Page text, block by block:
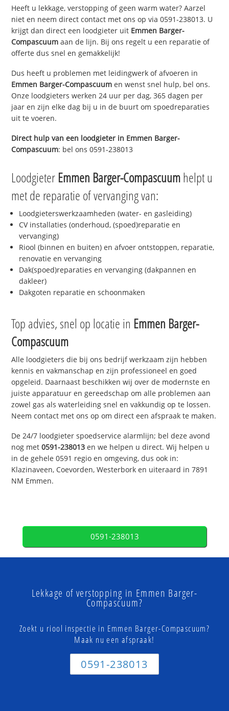
Heeft u lekkage, verstopping of geen warm water? Aarzel
niet en neem direct contact met ons op via 0591-238013. U
krijgt dan direct een loodgieter uit Emmen Barger-
Compascuum aan de lijn. Bij ons regelt u een reparatie of
offerte dus snel en gemakkelijk!
Dus heeft u problemen met leidingwerk of afvoeren in
Emmen Barger-Compascuum en wenst snel hulp, bel ons.
Onze loodgieters werken 24 uur per dag, 365 dagen per
jaar en zijn elke dag bij u in de buurt om spoedreparaties
uit te voeren.
Direct hulp van een loodgieter in Emmen Barger-
Compascuum: bel ons 0591-238013
Loodgieter Emmen Barger-Compascuumhelpt u
met de reparatie of vervanging van:
Loodgieterswerkzaamheden (water- en gasleiding)
CV installaties (onderhoud, (spoed)reparatie en
vervanging)
Riool (binnen en buiten) en afvoer ontstoppen, reparatie,
renovatie en vervanging
Dak(spoed)reparaties en vervanging (dakpannen en
dakleer)
Dakgoten reparatie en schoonmaken
Top advies, snel op locatie in Emmen Barger-
Compascuum
Alle loodgieters die bij ons bedrijf werkzaam zijn hebben
kennis en vakmanschap en zijn professioneel en goed
opgeleid. Daarnaast beschikken wij over de modernste en
juiste apparatuur en gereedschap om alle problemen aan
zowel gas als waterleiding snel en vakkundig op te lossen.
Neem contact met ons op om direct een afspraak te maken.
De 24/7 loodgieter spoedservice alarmlijn; bel deze avond
nog met0591-238013 en we helpen u direct. Wij helpen u
in de gehele 0591 regio en omgeving, dus ook in:
Klazinaveen, Coevorden, Westerbork en uiteraard in 7891
NM Emmen.
0591-238013
Lekkage of verstopping in Emmen Barger-
Compascuum?
Zoekt u riool inspectie in Emmen Barger-Compascuum?
Maak nu een afspraak!
0591-238013